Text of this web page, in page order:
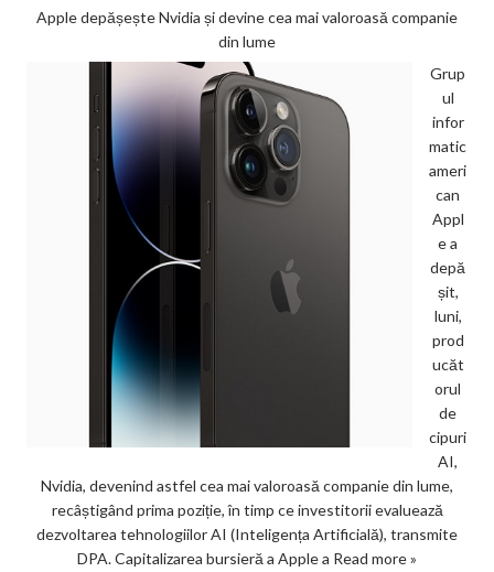
Apple depășește Nvidia și devine cea mai valoroasă companie
din lume
Grup
ul
infor
matic
ameri
can
Appl
e a
depă
șit,
luni,
prod
ucăt
orul
de
cipuri
AI,
Nvidia, devenind astfel cea mai valoroasă companie din lume,
recâștigând prima poziție, în timp ce investitorii evaluează
dezvoltarea tehnologiilor AI (Inteligența Artificială), transmite
DPA. Capitalizarea bursieră a Apple a Read more »